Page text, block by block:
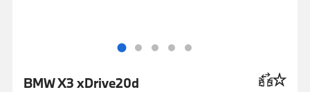
BMW X3 xDrive20d